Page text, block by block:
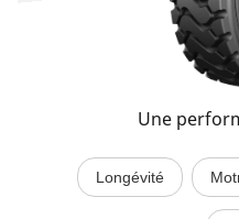
Une
Longévité